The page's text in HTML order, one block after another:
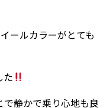
ールカラーがとても
た
静かで乗り心地も良